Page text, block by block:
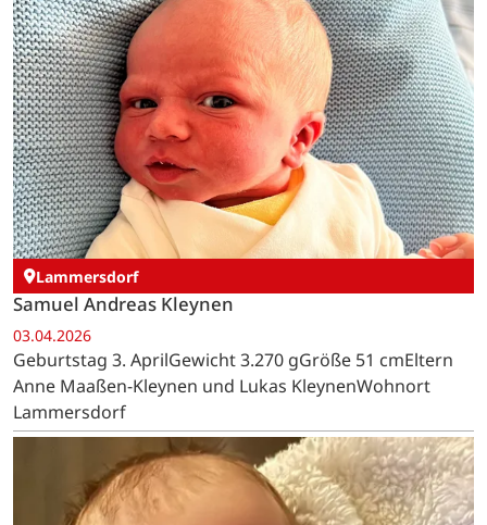
Lammersdorf
Samuel Andreas Kleynen
03.04.2026
Geburtstag 3. AprilGewicht 3.270 gGröße 51 cmEltern
Anne Maaßen-Kleynen und Lukas KleynenWohnort
Lammersdorf